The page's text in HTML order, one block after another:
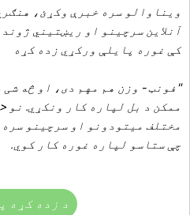
ویناوالو سره خبرې وکړئ،
آنلاین سرچینو او ریښتیني
کې غوره پایلې ورکړي زده کړه
"فونټ - وزن هم مهم دی، او څه
ممکن د بل لپاره کار ونکړي. نو
مختلف میتودونو او سرچینو
چې ستاسو لپاره غوره کار کوي.
د زده کړه